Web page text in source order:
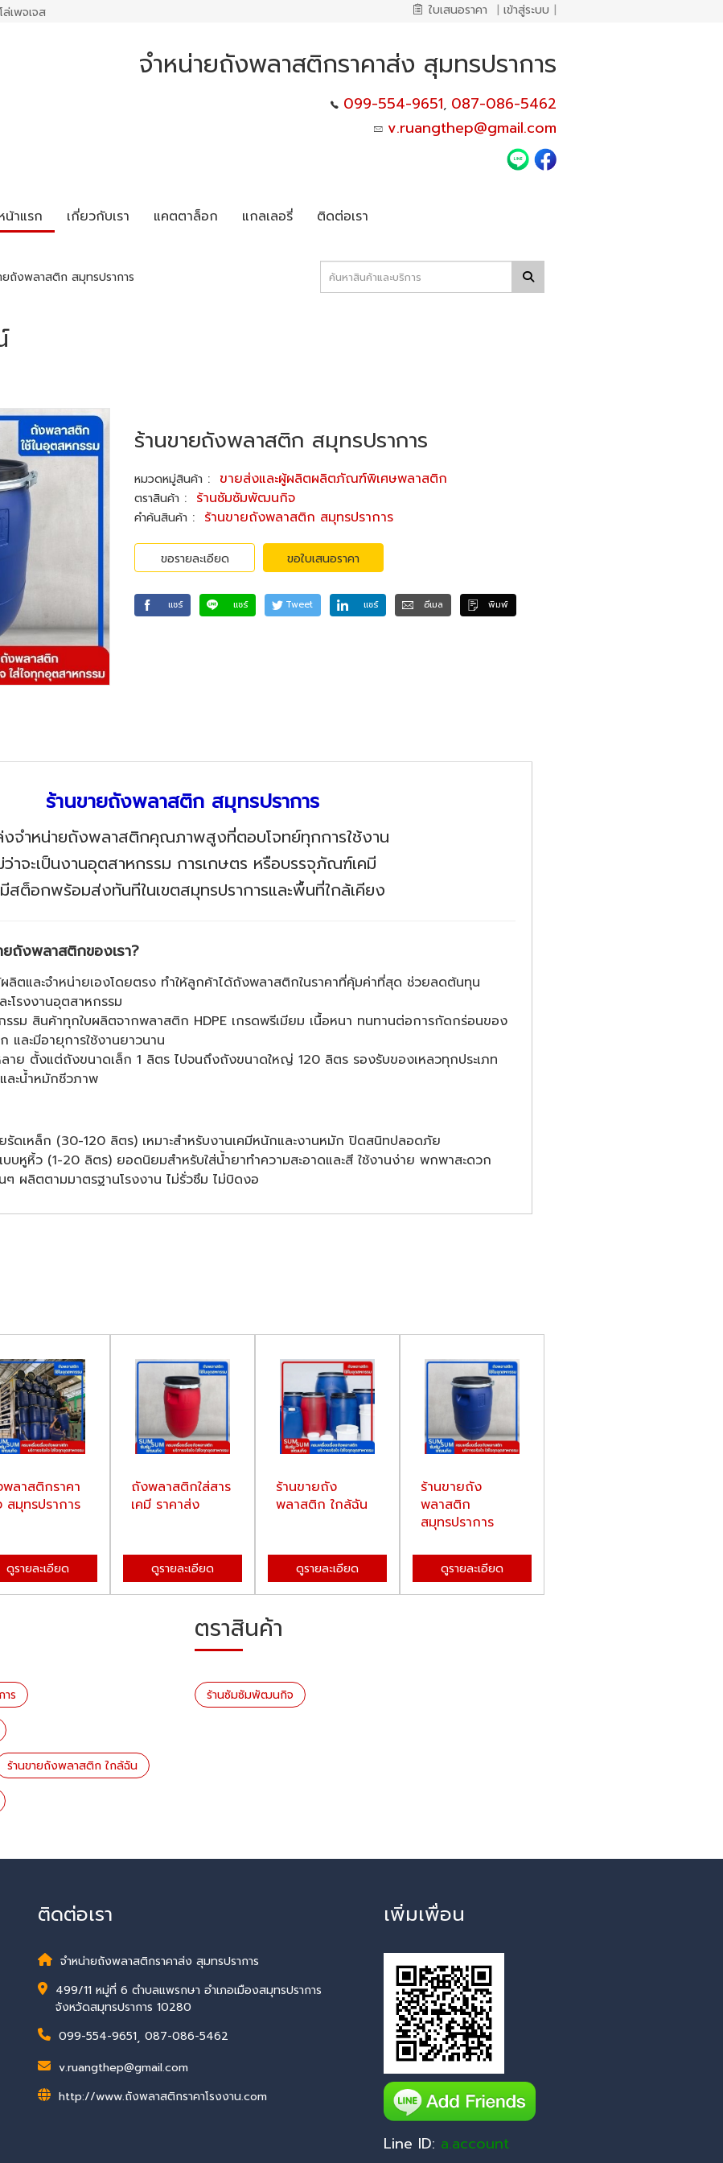
เพจเจส ใบเสนอราคา | เข้าสู่ระบบ |
จำหน่ายถังพลาสติกราคาส่ง สุมทรปราการ
099-554-9651, 087-086-5462
v.ruangthep@gmail.com
น้าแรก เกี่ยวกับเรา แคตตาล็อก แกลเลอรี่ ติดต่อเรา
ยถังพลาสติก สมุทรปราการ
ร้านขายถังพลาสติก สมุทรปราการ
หมวดหมู่สินค้า : ขายส่งและผู้ผลิตผลิตภัณฑ์พิเศษพลาสติก
ตราสินค้า : ร้านซัมซัมพัฒนกิจ
คำค้นสินค้า : ร้านขายถังพลาสติก สมุทรปราการ
ขอรายละเอียด ขอใบเสนอราคา
แชร์ แชร์ Tweet แชร์ อีเมล พิมพ์
ร้านขายถังพลาสติก สมุทรปราการ
งจำหน่ายถังพลาสติกคุณภาพสูงที่ตอบโจทย์ทุกการใช้งาน
ว่าจะเป็นงานอุตสาหกรรม การเกษตร หรือบรรจุภัณฑ์เคมี
มีสต็อกพร้อมส่งทันทีในเขตสมุทรปราการและพื้นที่ใกล้เคียง
ยถังพลาสติกของเรา?
ผลิตและจำหน่ายเองโดยตรง ทำให้ลูกค้าได้ถังพลาสติกในราคาที่คุ้มค่าที่สุด ช่วยลดต้นทุน
โรงงานอุตสาหกรรม
รม สินค้าทุกใบผลิตจากพลาสติก HDPE เกรดพรีเมียม เนื้อหนา ทนทานต่อการกัดกร่อนของ
และมีอายุการใช้งานยาวนาน
าย ตั้งแต่ถังขนาดเล็ก 1 ลิตร ไปจนถึงถังขนาดใหญ่ 120 ลิตร รองรับของเหลวทุกประเภท
ละน้ำหมักชีวภาพ
ดเหล็ก (30-120 ลิตร) เหมาะสำหรับงานเคมีหนักและงานหมัก ปิดสนิทปลอดภัย
หูหิ้ว (1-20 ลิตร) ยอดนิยมสำหรับใส่น้ำยาทำความสะอาดและสี ใช้งานง่าย พกพาสะดวก
ผลิตตามมาตรฐานโรงงาน ไม่รั่วซึม ไม่บิดงอ
ลาสติกราคา
สมุทรปราการ
ดูรายละเอียด
ถังพลาสติกใส่สาร
เคมี ราคาส่ง
ดูรายละเอียด
ร้านขายถัง
พลาสติก ใกล้ฉัน
ดูรายละเอียด
ร้านขายถัง
พลาสติก
สมุทรปราการ
ดูรายละเอียด
ร
ร้านขายถังพลาสติก ใกล้ฉัน
ตราสินค้า
ร้านซัมซัมพัฒนกิจ
ติดต่อเรา
จำหน่ายถังพลาสติกราคาส่ง สุมทรปราการ
499/11 หมู่ที่ 6 ตำบลแพรกษา อำเภอเมืองสมุทรปราการ
จังหวัดสมุทรปราการ 10280
099-554-9651, 087-086-5462
v.ruangthep@gmail.com
http://www.ถังพลาสติกราคาโรงงาน.com
เพิ่มเพื่อน
Line ID: a.account